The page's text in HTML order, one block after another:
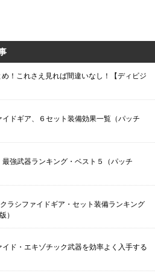
！これさえ見れば間違いなし！【ディビジ
イドギア、６セット装備効果一覧（パッチ
最強武器ランキング・ベスト５（パッチ
ラシファイドギア・セット装備ランキング
）
イド・エキゾチック武器を効率よく入手する